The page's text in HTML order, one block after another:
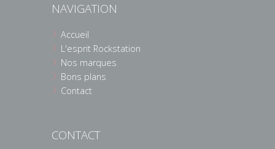
NAVIGATION
Accueil
L'esprit Rockstation
Nos marques
Bons plans
Contact
CONTACT